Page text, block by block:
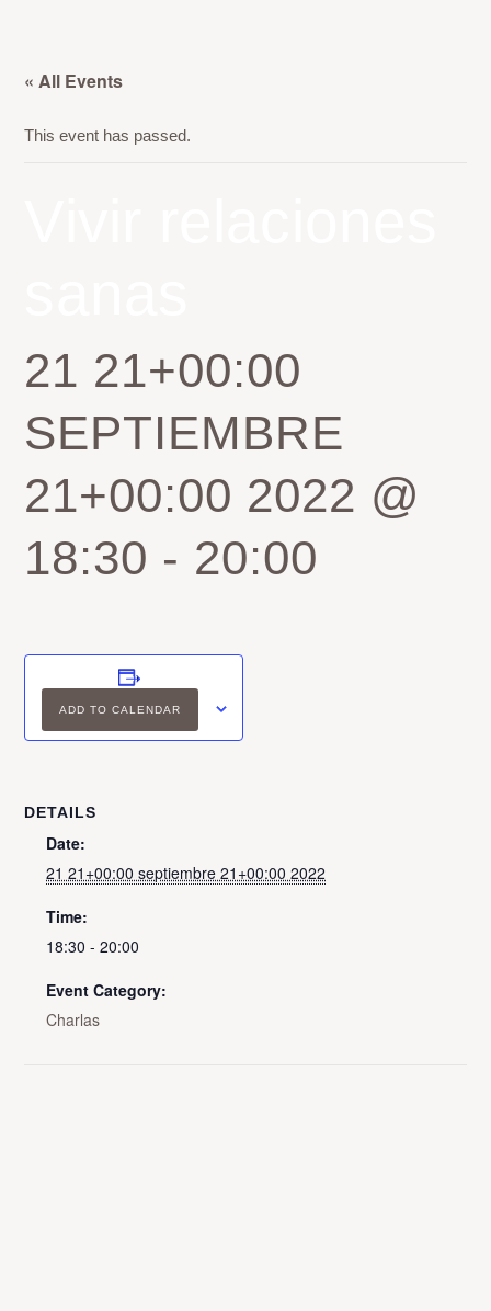
« All Events
This event has passed.
21 21+00:00
SEPTIEMBRE
21+00:00 2022 @
18:30 - 20:00
ADD TO CALENDAR
DETAILS
Date:
21 21+00:00 septiembre 21+00:00 2022
Time:
18:30 - 20:00
Event Category:
Charlas